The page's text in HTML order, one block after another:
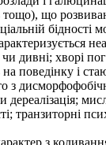
тощо), що
чи дивні; хворі
поведінку і
з
чи
транзиторні
з